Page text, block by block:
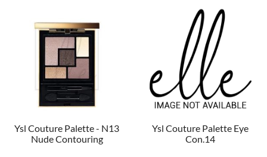
Ysl Couture Palette - N13
Nude Contouring
Ysl Couture Palette Eye
Con.14